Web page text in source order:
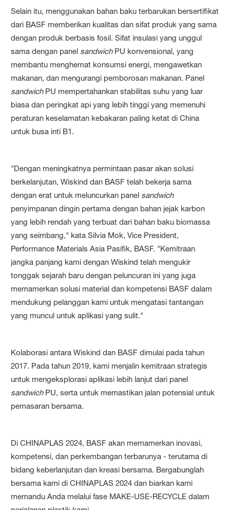
Selain itu, menggunakan bahan baku terbarukan bersertifikat
dari BASF memberikan kualitas dan sifat produk yang sama
dengan produk berbasis fosil. Sifat insulasi yang unggul
sama dengan panel sandwichPU konvensional, yang
membantu menghemat konsumsi energi, mengawetkan
makanan, dan mengurangi pemborosan makanan. Panel
sandwichPU mempertahankan stabilitas suhu yang luar
biasa dan peringkat api yang lebih tinggi yang memenuhi
peraturan keselamatan kebakaran paling ketat di China
untuk busa inti B1.
"Dengan meningkatnya permintaan pasar akan solusi
berkelanjutan, Wiskind dan BASF telah bekerja sama
dengan erat untuk meluncurkan panel sandwich
penyimpanan dingin pertama dengan bahan jejak karbon
yang lebih rendah yang terbuat dari bahan baku biomassa
yang seimbang," kata Silvia Mok, Vice President,
Performance Materials Asia Pasifik, BASF. "Kemitraan
jangka panjang kami dengan Wiskind telah mengukir
tonggak sejarah baru dengan peluncuran ini yang juga
memamerkan solusi material dan kompetensi BASF dalam
mendukung pelanggan kami untuk mengatasi tantangan
yang muncul untuk aplikasi yang sulit."
Kolaborasi antara Wiskind dan BASF dimulai pada tahun
2017. Pada tahun 2019, kami menjalin kemitraan strategis
untuk mengeksplorasi aplikasi lebih lanjut dari panel
sandwichPU, serta untuk memastikan jalan potensial untuk
pemasaran bersama.
Di CHINAPLAS 2024, BASF akan memamerkan inovasi,
kompetensi, dan perkembangan terbarunya - terutama di
bidang keberlanjutan dan kreasi bersama. Bergabunglah
bersama kami di CHINAPLAS 2024 dan biarkan kami
memandu Anda melalui fase MAKE-USE-RECYCLE dalam